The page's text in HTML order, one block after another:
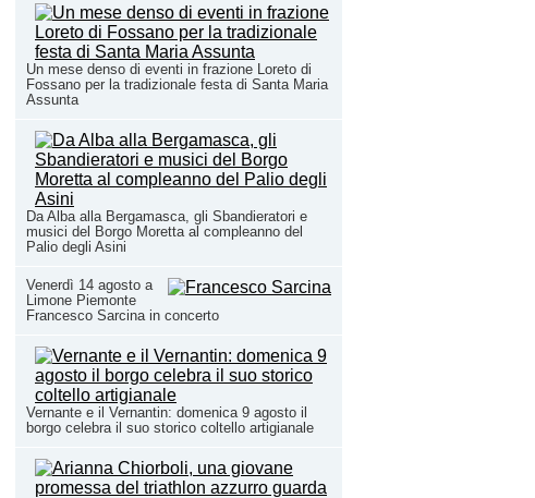
Un mese denso di eventi in frazione Loreto di
Fossano per la tradizionale festa di Santa Maria
Assunta
Da Alba alla Bergamasca, gli Sbandieratori e
musici del Borgo Moretta al compleanno del
Palio degli Asini
Venerdì 14 agosto a
Limone Piemonte
Francesco Sarcina in concerto
Vernante e il Vernantin: domenica 9 agosto il
borgo celebra il suo storico coltello artigianale